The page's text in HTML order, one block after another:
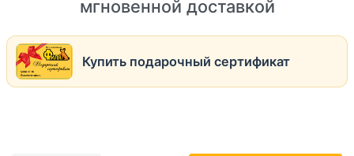
мгновенной доставкой
Купить подарочный сертификат